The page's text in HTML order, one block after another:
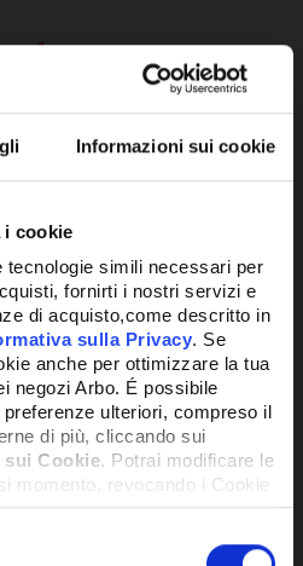
Informazioni sui cookie
i cookie
simili necessari per
fornirti i nostri servizi e
di acquisto,come descritto in
sulla Privacy. Se
anche per ottimizzare la tua
negozi Arbo. É possibile
ulteriori, compreso il
di più, cliccando sui
sui Cookie. Potrai modificare le
momento, revocando i Cookie
direttamente dalle
EVO - BAXI